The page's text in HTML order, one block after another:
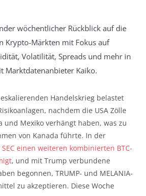
wöchentlicher Rückblick auf die
Krypto-Märkten mit Fokus auf
Volatilität, Spreads und mehr in
Marktdatenanbieter Kaiko.
Handelskrieg belastet
nachdem die USA Zölle
und Mexiko verhängt haben, was zu
von Kanada führte. In der
SEC einen weiteren kombinierten BTC-
, und mit Trump verbundene
begonnen, TRUMP- und MELANIA-
zu akzeptieren. Diese Woche